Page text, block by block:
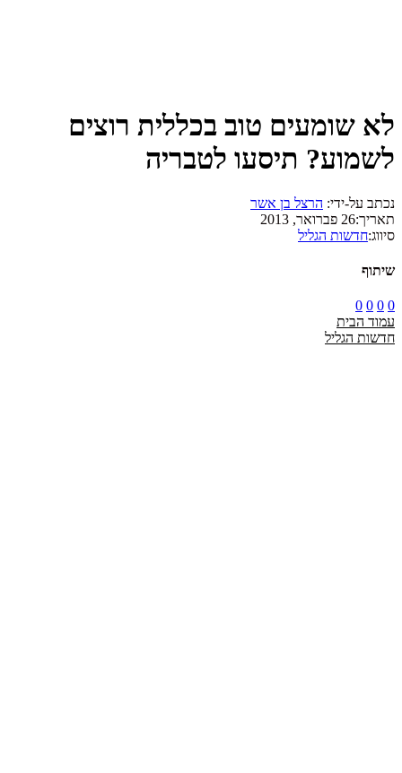
לא שומעים טוב בכללית רוצים
לשמוע? תיסעו לטבריה
נכתב על-ידי: הרצל בן אשר
תאריך:26 פברואר, 2013
סיווג:חדשות הגליל
שיתוף
0
0
0
0
עמוד הבית
חדשות הגליל